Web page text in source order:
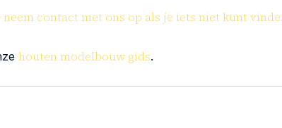
contact met ons op als je iets niet kunt
houten modelbouw gids.